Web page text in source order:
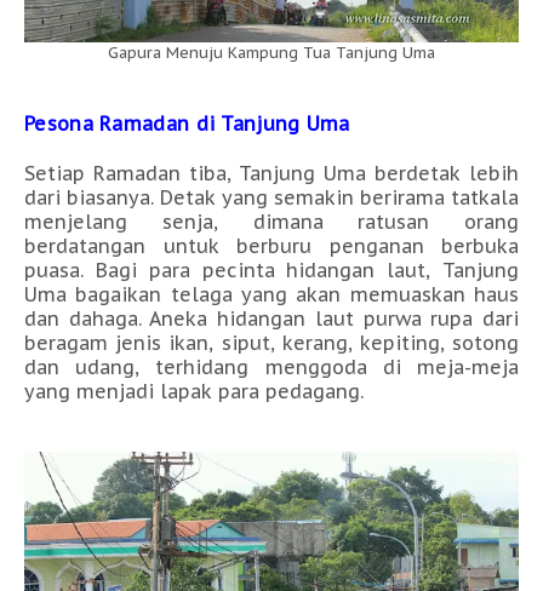
Gapura Menuju Kampung Tua Tanjung Uma
Pesona Ramadan di Tanjung Uma
Setiap Ramadan tiba, Tanjung Uma berdetak lebih
dari biasanya. Detak yang semakin berirama tatkala
menjelang senja, dimana ratusan orang
berdatangan untuk berburu penganan berbuka
puasa. Bagi para pecinta hidangan laut, Tanjung
Uma bagaikan telaga yang akan memuaskan haus
dan dahaga. Aneka hidangan laut purwa rupa dari
beragam jenis ikan, siput, kerang, kepiting, sotong
dan udang, terhidang menggoda di meja-meja
yang menjadi lapak para pedagang.